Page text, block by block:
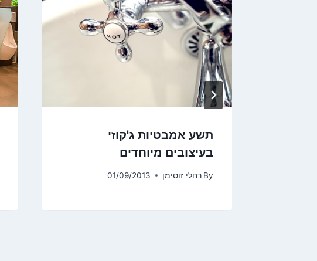
תשע אמבטיות ג'קוזי
בעיצובים מיוחדים
By רחלי זוסימן 01/09/2013